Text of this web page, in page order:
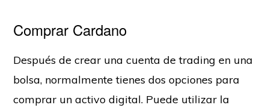
Comprar Cardano
Después de crear una cuenta de trading en una
bolsa, normalmente tienes dos opciones para
comprar un activo digital. Puede utilizar la